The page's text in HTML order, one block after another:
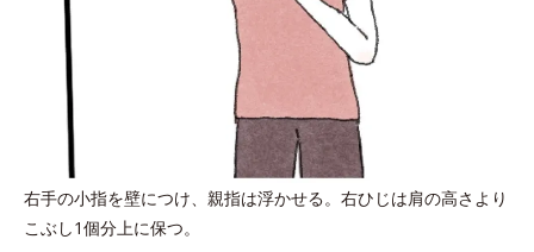
右手の小指を壁につけ、親指は浮かせる。右ひじは肩の高さより
こぶし1個分上に保つ。